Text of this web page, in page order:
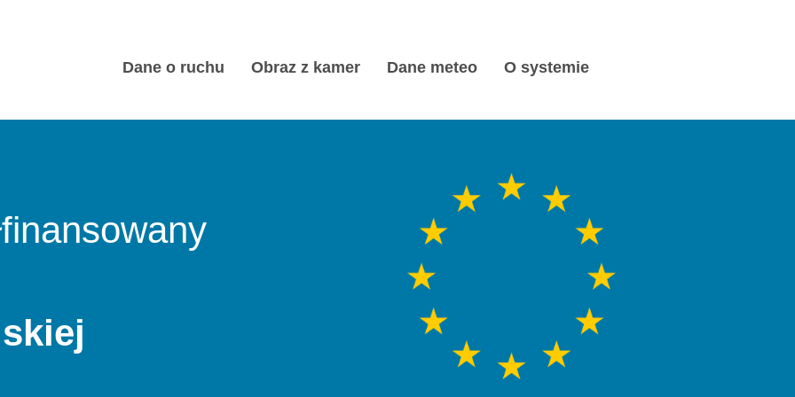
Dane o ruchu Obraz z kamer Dane meteo O systemie
Dunajec